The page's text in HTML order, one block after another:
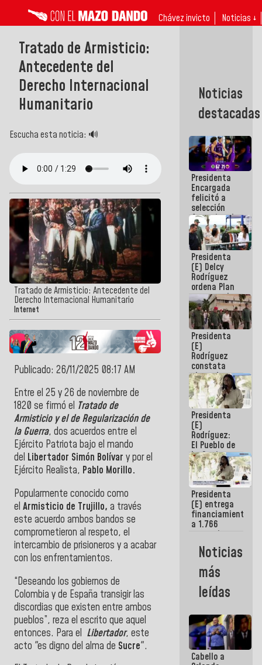
Chávez invicto Noticias ↓
Tratado de Armisticio:
Antecedente del
Derecho Internacional
Humanitario
Escucha esta noticia: 🔊
Tratado de Armisticio: Antecedente del
Derecho Internacional Humanitario
Internet
Publicado: 26/11/2025 08:17 AM
Entre el 25 y 26 de noviembre de
1820 se firmó el Tratado de
Armisticio y el de Regularización de
la Guerra, dos acuerdos entre el
Ejército Patriota bajo el mando
del Libertador Simón Bolívar y por el
Ejército Realista, Pablo Morillo.
Popularmente conocido como
el Armisticio de Trujillo, a través
este acuerdo ambos bandos se
comprometieron al respeto, el
intercambio de prisioneros y a acabar
con los enfrentamientos.
“Deseando los gobiernos de
Colombia y de España transigir las
discordias que existen entre ambos
pueblos”, reza el escrito que aquel
entonces. Para el Libertador, este
acto "es digno del alma de Sucre".
Noticias
destacadas
Presidenta
Encargada
felicitó a
selección
femenina de
baloncesto
por su
clasificación
a la
AmeriCup
2027
Presidenta
(E) Delcy
Rodríguez
ordena Plan
maestro de
desarrollo
logístico y
turístico
para La
Guaira
Presidenta
(E)
Rodríguez
constata
obras de
rehabilitación
de Escuela
Militar de
Mamo en La
Guaira
Presidenta
(E)
Rodríguez:
El Pueblo de
La Guaira
siempre
estará
acompañada
por el
Gobierno
Nacional
Presidenta
(E) entrega
financiamientos
a 1.766
comerciantes
emprendedores
afectados
por
terremotos
Noticias
más
leídas
Cabello a